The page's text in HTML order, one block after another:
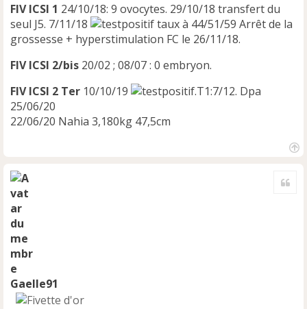
FIV ICSI 1 24/10/18: 9 ovocytes. 29/10/18 transfert du
seul J5. 7/11/18
taux à 44/51/59 Arrêt de la
grossesse + hyperstimulation FC le 26/11/18.
FIV ICSI 2/bis 20/02 ; 08/07 : 0 embryon.
FIV ICSI 2 Ter 10/10/19
.T1:7/12. Dpa
25/06/20
22/06/20 Nahia 3,180kg 47,5cm
Gaelle91